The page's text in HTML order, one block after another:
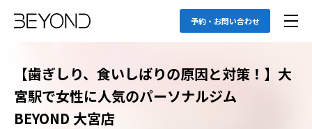
予約・お問い合わせ
【歯ぎしり、食いしばりの原因と対策！】大
宮駅で女性に人気のパーソナルジム
BEYOND 大宮店